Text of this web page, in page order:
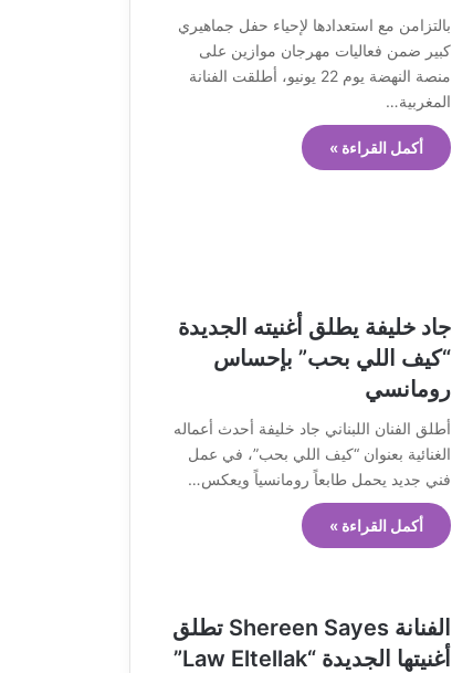
بالتزامن مع استعدادها لإحياء حفل جماهيري
كبير ضمن فعاليات مهرجان موازين على
منصة النهضة يوم 22 يونيو، أطلقت الفنانة
المغربية…
أكمل القراءة »
جاد خليفة يطلق أغنيته الجديدة
“كيف اللي بحب” بإحساس
رومانسي
أطلق الفنان اللبناني جاد خليفة أحدث أعماله
الغنائية بعنوان “كيف اللي بحب”، في عمل
فني جديد يحمل طابعاً رومانسياً ويعكس…
أكمل القراءة »
الفنانة Shereen Sayes تطلق
أغنيتها الجديدة “Law Eltellak”